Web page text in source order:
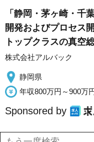
「静岡・茅ヶ崎・千
開発およびプロセス
トップクラスの真空
株式会社アルバック
静岡県
年収800万円～900万
Sponsored by